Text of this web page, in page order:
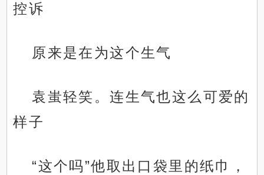
控诉
原来是在为这个生气
袁蚩轻笑。连生气也这么可爱的
样子
“这个吗”他取出口袋里的纸巾，